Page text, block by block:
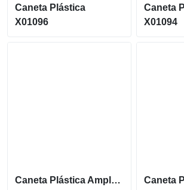
Caneta Plástica
X01096
X01094
Caneta Plástica Ampla Are De Personalizacao Tem Acionamento Por Clique X01091C